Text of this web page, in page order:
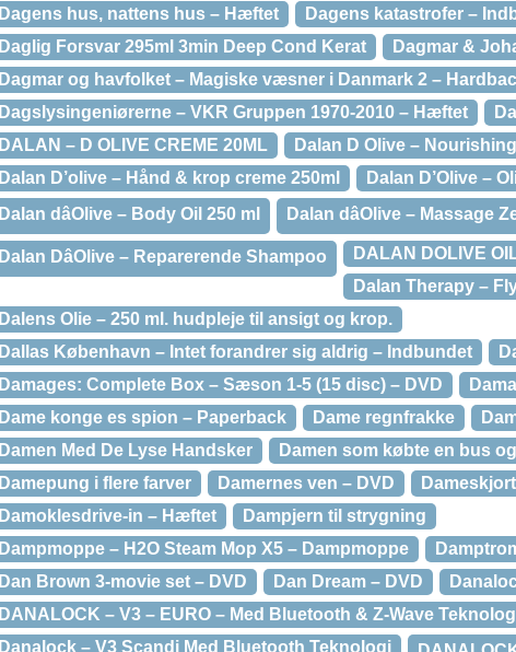
Dagens hus, nattens hus – Hæftet
Dagens katastrofer –
Daglig Forsvar 295ml 3min Deep Cond Kerat
Dagmar &
Dagmar og havfolket – Magiske væsner i Danmark 2 –
Dagslysingeniørerne – VKR Gruppen 1970-2010 – Hæftet
DALAN – D OLIVE CREME 20ML
Dalan D Olive –
Dalan D’olive – Hånd & krop creme 250ml
Dalan D’Olive –
Dalan dâOlive – Body Oil 250 ml
Dalan dâOlive – Massage
Dalan DâOlive – Reparerende Shampoo
DALAN DOLIVE
Dalan Therapy –
Dalens Olie – 250 ml. hudpleje til ansigt og krop.
Dallas København – Intet forandrer sig aldrig – Indbundet
Damages: Complete Box – Sæson 1-5 (15 disc) – DVD
Dame konge es spion – Paperback
Dame regnfrakke
Damen Med De Lyse Handsker
Damen som købte en bus
Damepung i flere farver
Damernes ven – DVD
Damoklesdrive-in – Hæftet
Dampjern til strygning
Dampmoppe – H2O Steam Mop X5 – Dampmoppe
Dan Brown 3-movie set – DVD
Dan Dream – DVD
DANALOCK – V3 – EURO – Med Bluetooth & Z-Wave
Danalock – V3 Scandi Med Bluetooth Teknologi